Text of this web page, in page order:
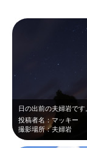
投稿者名：マッキー
撮影場所：夫婦岩